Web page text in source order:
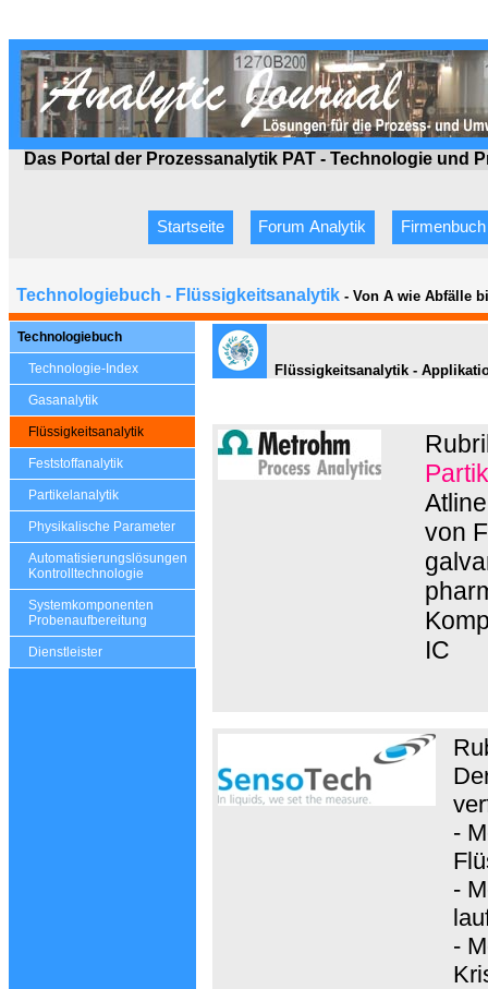
Das Portal der Prozessanalytik PAT - Technologie und
Startseite Forum Analytik Firmenbuch
Technologiebuch - Flüssigkeitsanalytik - Von A wie Abfälle
Technologiebuch
Technologie-Index
Gasanalytik
Flüssigkeitsanalytik
Feststoffanalytik
Partikelanalytik
Physikalische Parameter
Automatisierungslösungen
Kontrolltechnologie
Systemkomponenten
Probenaufbereitung
Dienstleister
Flüssigkeitsanalytik -
von
IC
-
-
-